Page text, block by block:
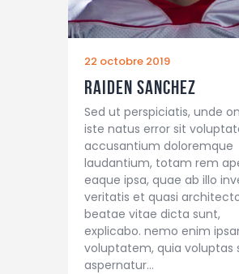
22 octobre 2019
Raiden Sanchez
Sed ut perspiciatis, unde
iste natus error sit
accusantium doloremque
laudantium, totam rem
eaque ipsa, quae ab illo
veritatis et quasi
beatae vitae dicta sunt,
explicabo. nemo enim
voluptatem, quia voluptas
aspernatur…